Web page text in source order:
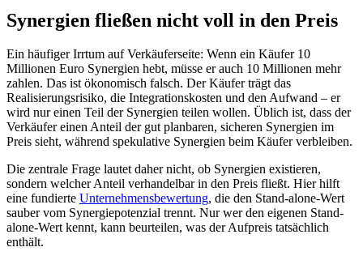
Synergien fließen nicht voll in den Preis
Ein häufiger Irrtum auf Verkäuferseite: Wenn ein Käufer 10
Millionen Euro Synergien hebt, müsse er auch 10 Millionen mehr
zahlen. Das ist ökonomisch falsch. Der Käufer trägt das
Realisierungsrisiko, die Integrationskosten und den Aufwand – er
wird nur einen Teil der Synergien teilen wollen. Üblich ist, dass der
Verkäufer einen Anteil der gut planbaren, sicheren Synergien im
Preis sieht, während spekulative Synergien beim Käufer verbleiben.
Die zentrale Frage lautet daher nicht, ob Synergien existieren,
sondern welcher Anteil verhandelbar in den Preis fließt. Hier hilft
eine fundierte Unternehmensbewertung, die den Stand-alone-Wert
sauber vom Synergiepotenzial trennt. Nur wer den eigenen Stand-
alone-Wert kennt, kann beurteilen, was der Aufpreis tatsächlich
enthält.